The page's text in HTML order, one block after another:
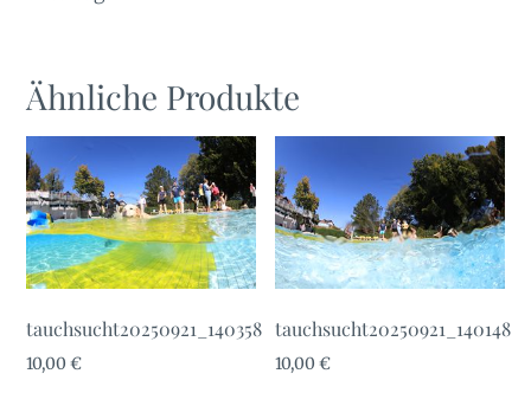
Ähnliche Produkte
tauchsucht20250921_140358
10,00€
tauchsucht20250921_140148
10,00€